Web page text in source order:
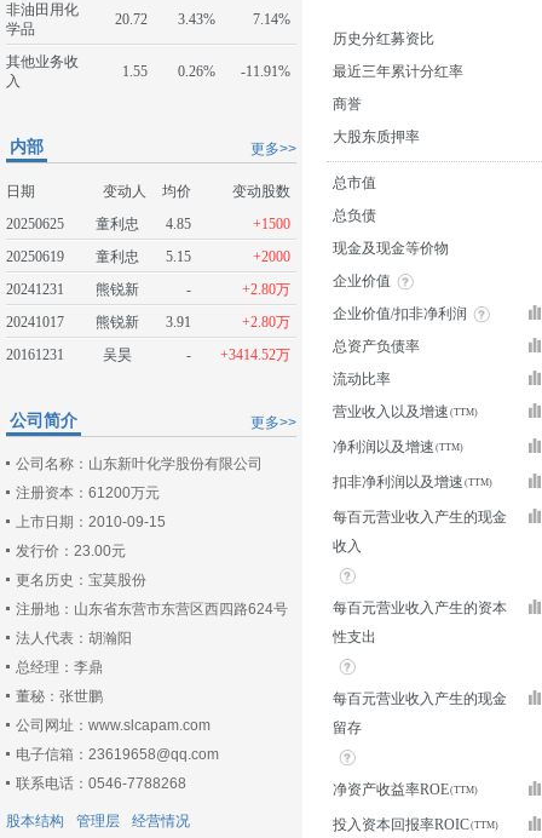
非油田用化
学品
20.72 3.43% 7.14%
其他业务收
入
1.55 0.26% -11.91%
更多>>
内部
日期 变动人 均价
变动股数
20250625
童利忠 4.85
+1500
20250619
童利忠 5.15
+2000
20241231
熊锐新 -
+2.80万
20241017
熊锐新 3.91
+2.80万
20161231
吴昊 - +3414.52万
更多>>
公司简介
公司名称：山东新叶化学股份有限公司
注册资本：61200万元
上市日期：2010-09-15
发行价：23.00元
更名历史：宝莫股份
注册地：山东省东营市东营区西四路624号
法人代表：胡瀚阳
总经理：李鼎
董秘：张世鹏
公司网址：www.slcapam.com
电子信箱：23619658@qq.com
联系电话：0546-7788268
股本结构 管理层 经营情况
历史分红募资比
最近三年累计分红率
商誉
大股东质押率
总市值
总负债
现金及现金等价物
企业价值
企业价值/扣非净利润
总资产负债率
流动比率
营业收入以及增速
净利润以及增速
扣非净利润以及增速
每百元营业收入产生的现金
收入
每百元营业收入产生的资本
性支出
每百元营业收入产生的现金
留存
净资产收益率ROE
投入资本回报率ROIC